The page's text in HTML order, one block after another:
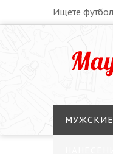
Ищете